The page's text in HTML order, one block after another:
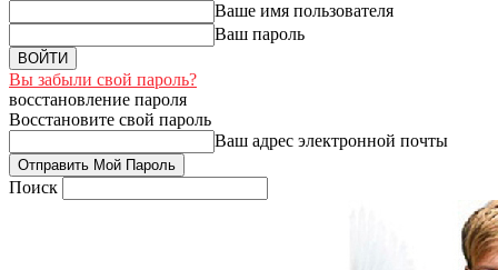
Ваше имя пользователя
Ваш пароль
Вы забыли свой пароль?
восстановление пароля
Восстановите свой пароль
Ваш адрес электронной почты
Поиск